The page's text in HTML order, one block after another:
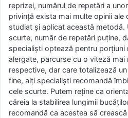
reprizei, numărul de repetări a
privinţă exista mai multe opinii ale
studiat şi aplicat această metodă.
scurte, număr de repetări puţine,
specialişti optează pentru porţiuni
alergate, parcurse cu o viteză
respective, dar care totalizează
fine, alţi specialişti recomandă
cele scurte. Putem reţine ca
căreia la stabilirea lungimii
recomandă ca acestea să